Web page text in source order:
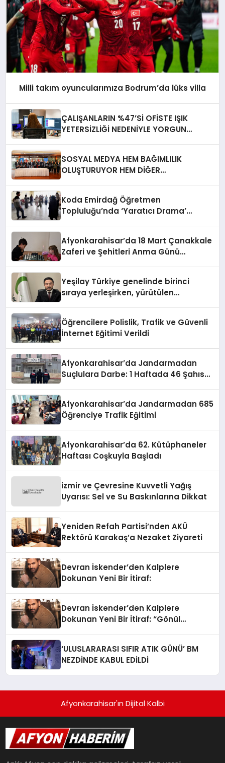
Milli takım oyuncularımıza Bodrum’da lüks villa
ÇALIŞANLARIN %47’Sİ OFİSTE IŞIK
YETERSİZLİĞİ NEDENİYLE YORGUN
SOSYAL MEDYA HEM BAĞIMLILIK
OLUŞTURUYOR HEM DİĞER
Koda Emirdağ Öğretmen
Topluluğu’nda ‘Yaratıcı Drama’
Afyonkarahisar’da 18 Mart Çanakkale
Zaferi ve Şehitleri Anma Günü
Yeşilay Türkiye genelinde birinci
sıraya yerleşirken, yürütülen
Öğrencilere Polislik, Trafik ve Güvenli
İnternet Eğitimi Verildi
Afyonkarahisar’da Jandarmadan
Suçlulara Darbe: 1 Haftada 46 Şahıs
Afyonkarahisar’da Jandarmadan 685
Öğrenciye Trafik Eğitimi
Afyonkarahisar’da 62. Kütüphaneler
Haftası Coşkuyla Başladı
izmir ve Çevresine Kuvvetli Yağış
Uyarısı: Sel ve Su Baskınlarına Dikkat
Yeniden Refah Partisi’nden AKÜ
Rektörü Karakaş’a Nezaket Ziyareti
Devran İskender’den Kalplere
Dokunan Yeni Bir İtiraf:
Devran İskender’den Kalplere
Dokunan Yeni Bir İtiraf: “Gönül
‘ULUSLARARASI SIFIR ATIK GÜNÜ’ BM
NEZDİNDE KABUL EDİLDİ
Afyonkarahisar'ın Dijital Kalbi